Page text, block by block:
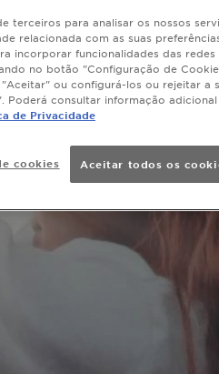
terceiros para analisar os nossos
relacionada com as suas
incorporar funcionalidades das
no botão "Configuração de
ou configurá-los ou rejeitar a
Poderá consultar informação
de Privacidade
cookies Aceitar todos os